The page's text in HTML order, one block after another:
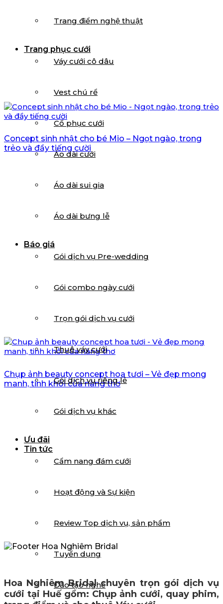
Trang điểm nghệ thuật
Trang phục cưới
Váy cưới cô dâu
Vest chú rể
Cổ phục cưới
Áo dài cưới
Áo dài sui gia
Áo dài bưng lễ
Báo giá
Gói dịch vụ Pre-wedding
Gói combo ngày cưới
Trọn gói dịch vụ cưới
Thuê váy cưới
Gói dịch vụ riêng lẻ
Gói dịch vụ khác
Ưu đãi
Tin tức
Cẩm nang đám cưới
Hoạt động và Sự kiện
Review Top dịch vụ, sản phẩm
Tuyển dụng
Đào tạo nghề
Concept sinh nhật cho bé Mio – Ngọt ngào, trong
trẻo và đầy tiếng cười
Chụp ảnh beauty concept hoa tươi – Vẻ đẹp mong
manh, tinh khôi của nàng thơ
Hoa Nghiêm Bridal chuyên trọn gói dịch vụ
cưới tại Huế gồm: Chụp ảnh cưới, quay phim,